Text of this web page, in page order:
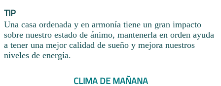
TIP
Una casa ordenada y en armonía tiene un gran impacto
sobre nuestro estado de ánimo, mantenerla en orden ayuda
a tener una mejor calidad de sueño y mejora nuestros
niveles de energía.
CLIMA DE MAÑANA